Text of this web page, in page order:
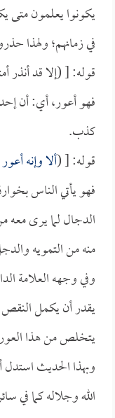
يكونوا يعلمون متى
في زمانهم؛ ولهذا
قوله: [ (إلا قد أنذر
فهو أعور، أي: أن
كذب.
قوله: [ (ألا وإنه
فهو يأتي الناس
الدجال لما يرى معه
منه من التمويه
وفي وجهه العلامة
يقدر أن يكمل
يتخلص من هذا
وبهذا الحديث استدل
الله وجلاله كما في